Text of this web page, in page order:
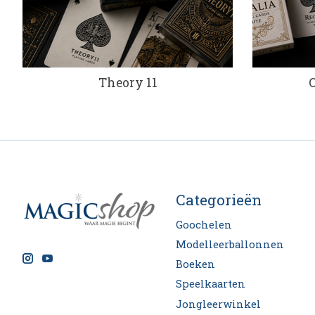
Theory 11
Categorieën
Goochelen
Modelleerballonnen
Boeken
Speelkaarten
Jongleerwinkel